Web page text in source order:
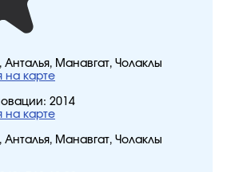
Анталья, Манавгат, Чолаклы
на карте
2014
на карте
Анталья, Манавгат, Чолаклы